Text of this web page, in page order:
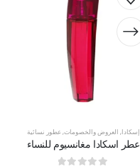
إسكادا, العروض والخصومات,عطور نسائية
عطر اسكادا مغانسيوم للنساء